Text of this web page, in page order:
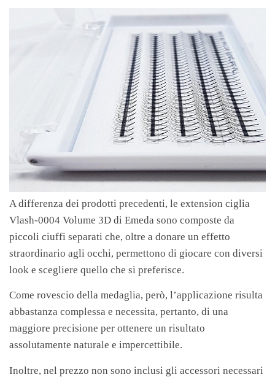
A differenza dei prodotti precedenti, le extension ciglia
Vlash-0004 Volume 3D di Emeda sono composte da
piccoli ciuffi separati che, oltre a donare un effetto
straordinario agli occhi, permettono di giocare con diversi
look e scegliere quello che si preferisce.
Come rovescio della medaglia, però, l’applicazione risulta
abbastanza complessa e necessita, pertanto, di una
maggiore precisione per ottenere un risultato
assolutamente naturale e impercettibile.
Inoltre, nel prezzo non sono inclusi gli accessori necessari